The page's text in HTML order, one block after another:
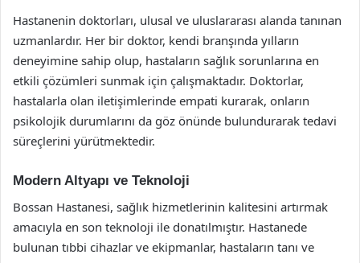
Hastanenin doktorları, ulusal ve uluslararası alanda tanınan
uzmanlardır. Her bir doktor, kendi branşında yılların
deneyimine sahip olup, hastaların sağlık sorunlarına en
etkili çözümleri sunmak için çalışmaktadır. Doktorlar,
hastalarla olan iletişimlerinde empati kurarak, onların
psikolojik durumlarını da göz önünde bulundurarak tedavi
süreçlerini yürütmektedir.
Modern Altyapı ve Teknoloji
Bossan Hastanesi, sağlık hizmetlerinin kalitesini artırmak
amacıyla en son teknoloji ile donatılmıştır. Hastanede
bulunan tıbbi cihazlar ve ekipmanlar, hastaların tanı ve